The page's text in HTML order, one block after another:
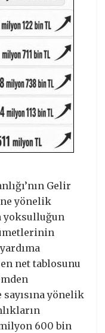
Gelir
yönelik
yoksulluğun
net tablosunu
yönelik
milyon 600 bin